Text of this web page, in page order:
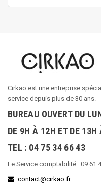
Cirkao est une entreprise
service depuis plus de 30 ans.
BUREAU OUVERT DU
DE 9H À 12H ET DE 13H
TEL : 04 75 34 66 43
Le Service comptabilité : 09 61
contact@cirkao.fr